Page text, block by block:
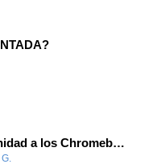
Dale una oportunidad a los Chromebooks y utiliza un proyector para realizar talleres si no tienes pantallas táctiles